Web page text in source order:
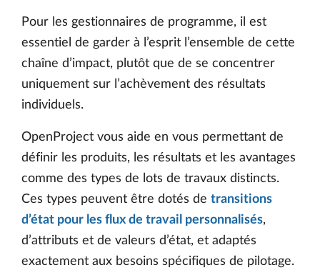
Pour les gestionnaires de programme, il est
essentiel de garder à l’esprit l’ensemble de cette
chaîne d’impact, plutôt que de se concentrer
uniquement sur l’achèvement des résultats
individuels.
OpenProject vous aide en vous permettant de
définir les produits, les résultats et les avantages
comme des types de lots de travaux distincts.
Ces types peuvent être dotés de transitions
d’état pour les flux de travail personnalisés,
d’attributs et de valeurs d’état, et adaptés
exactement aux besoins spécifiques de pilotage.